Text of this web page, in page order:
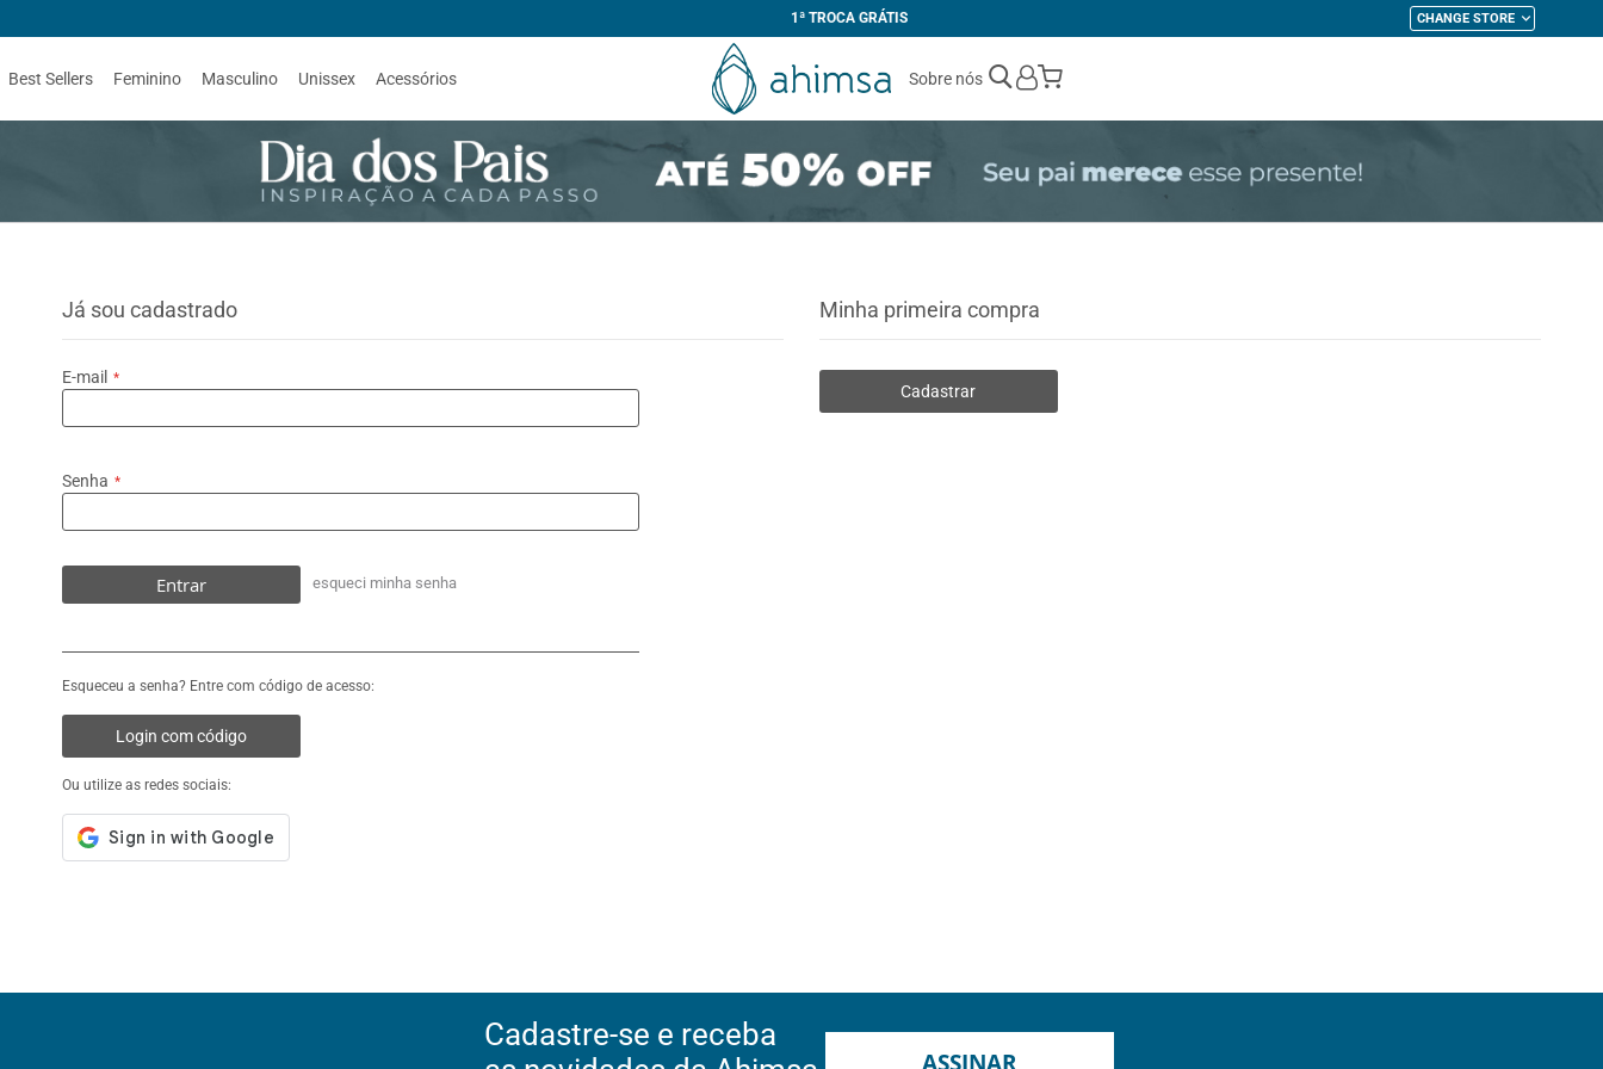
1ª TROCA GRÁTIS CHANGE STORE
Best Sellers Feminino Masculino Unissex Acessórios Sobre nós
My Cart
Já sou cadastrado
E-mail
Senha
Entrar esqueci minha senha
Esqueceu a senha? Entre com código de acesso:
Login com código
Ou utilize as redes sociais:
Minha primeira compra
Cadastrar
Cadastre-se e receba